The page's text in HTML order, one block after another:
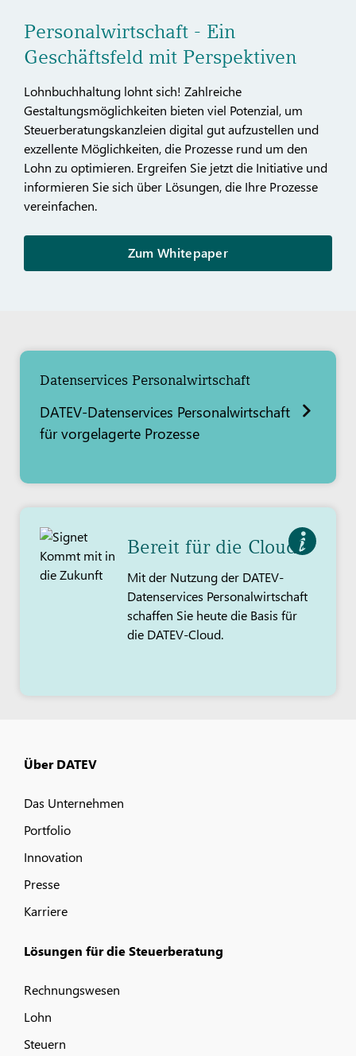
Personalwirtschaft - Ein
Geschäftsfeld mit Perspektiven
Lohnbuchhaltung lohnt sich! Zahlreiche
Gestaltungsmöglichkeiten bieten viel Potenzial, um
Steuerberatungskanzleien digital gut aufzustellen und
exzellente Möglichkeiten, die Prozesse rund um den
Lohn zu optimieren. Ergreifen Sie jetzt die Initiative und
informieren Sie sich über Lösungen, die Ihre Prozesse
vereinfachen.
Zum Whitepaper
Datenservices Personalwirtschaft
DATEV-Datenservices Personalwirtschaft
für vorgelagerte Prozesse
Bereit für die Cloud?
Mit der Nutzung der DATEV-
Datenservices Personalwirtschaft
schaffen Sie heute die Basis für
die DATEV-Cloud.
Über DATEV
Das Unternehmen
Portfolio
Innovation
Presse
Karriere
Lösungen für die Steuerberatung
Rechnungswesen
Lohn
Steuern